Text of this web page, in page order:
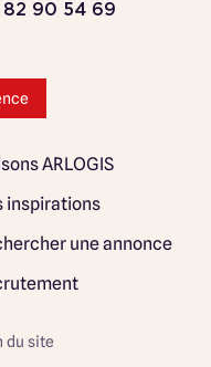
90 54 69
ARLOGIS
inspirations
une annonce
du site